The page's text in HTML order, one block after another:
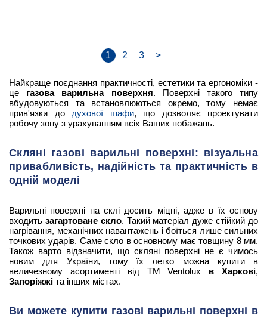
1 2 3 >
Найкраще поєднання практичності, естетики та ергономіки -
це газова варильна поверхня. Поверхні такого типу
вбудовуються та встановлюються окремо, тому немає
прив'язки до духової шафи, що дозволяє проектувати
робочу зону з урахуванням всіх Ваших побажань.
Скляні газові варильні поверхні: візуальна
привабливість, надійність та практичність в
одній моделі
Варильні поверхні на склі досить міцні, адже в їх основу
входить загартоване скло. Такий матеріал дуже стійкий до
нагрівання, механічних навантажень і боїться лише сильних
точкових ударів. Саме скло в основному має товщину 8 мм.
Також варто відзначити, що скляні поверхні не є чимось
новим для України, тому їх легко можна купити в
величезному асортименті від ТМ Ventolux в Харкові,
Запоріжжі та інших містах.
Ви можете купити газові варильні поверхні в